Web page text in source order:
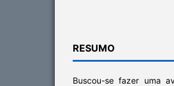
RESUMO
Buscou-se fazer uma